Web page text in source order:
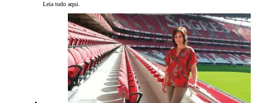
Leia tudo aqui.